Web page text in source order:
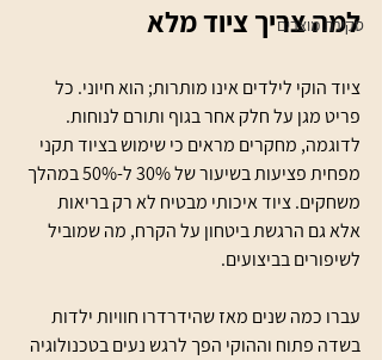
סקירת מוצרים
למה צריך ציוד מלא
ציוד הוקי לילדים אינו מותרות; הוא חיוני. כל
פריט מגן על חלק אחר בגוף ותורם לנוחות.
לדוגמה, מחקרים מראים כי שימוש בציוד תקני
מפחית פציעות בשיעור של 30% ל-50% במהלך
משחקים. ציוד איכותי מבטיח לא רק בריאות
אלא גם הרגשת ביטחון על הקרח, מה שמוביל
לשיפורים בביצועים.
עברו כמה שנים מאז שהידרדרו חוויות ילדות
בשדה פתוח וההוקי הפך לרגש נעים בטכנולוגיה